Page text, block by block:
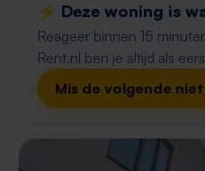
⚡️ Deze woning is
Reageer binnen 15
Rent.nl ben je altijd als
Mis de volgende